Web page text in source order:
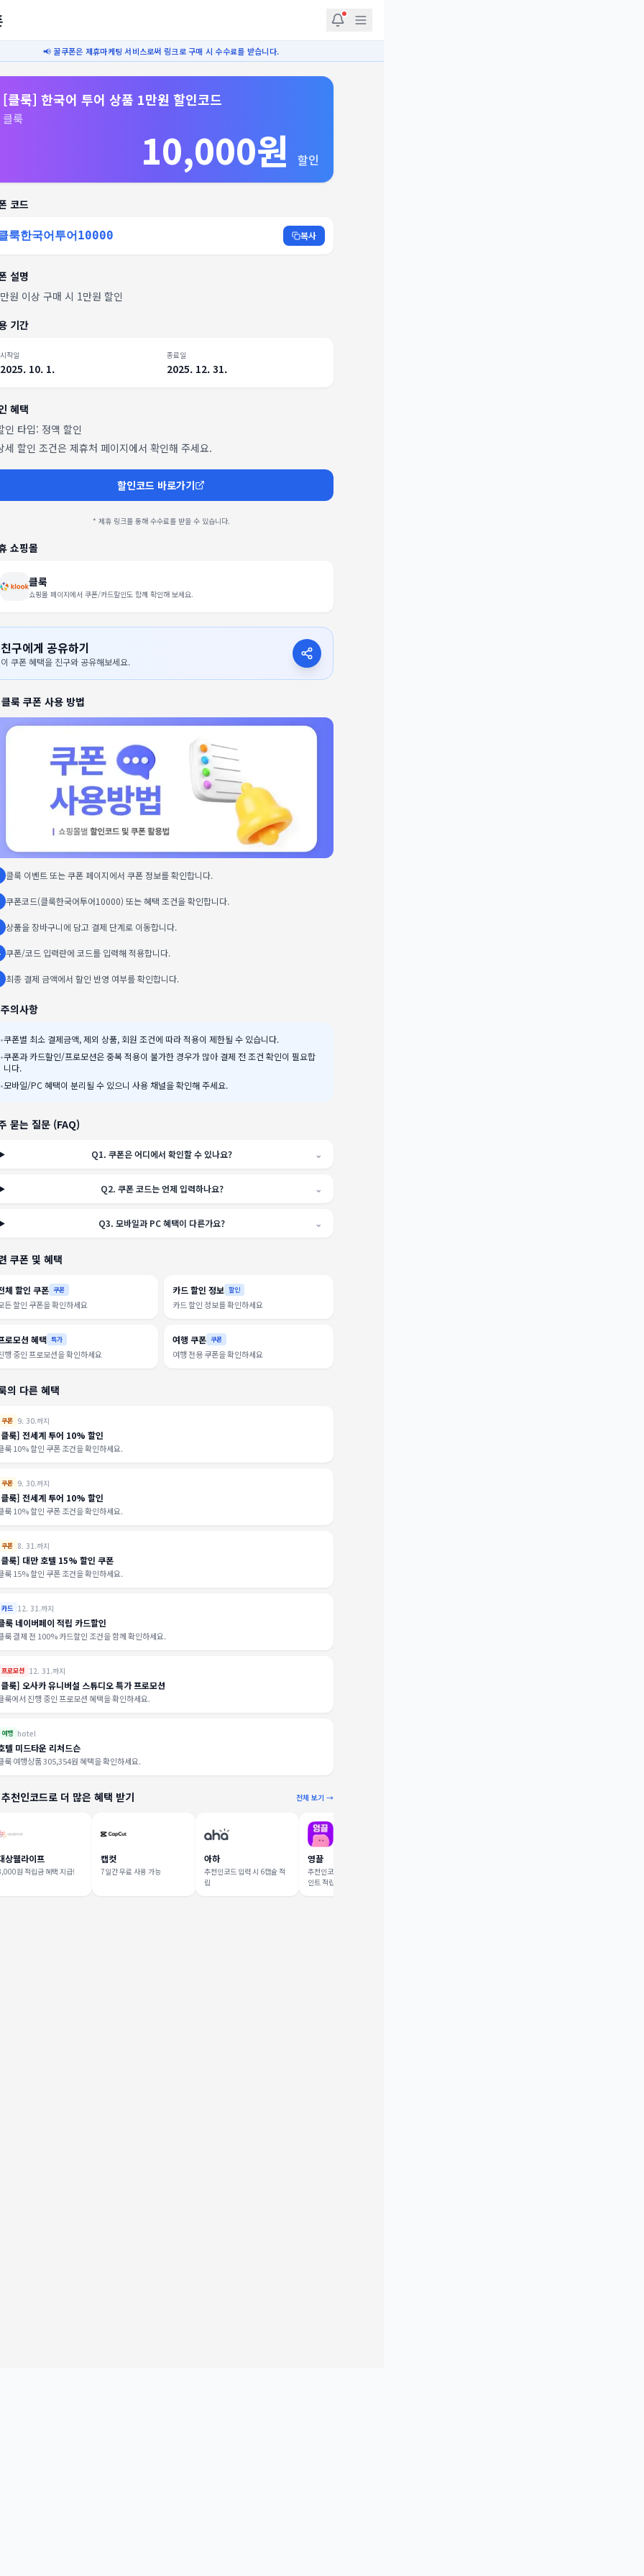
📢 꿀쿠폰은 제휴마케팅 서비스로써 링크로 구매 시 수수료를 받습니다.
[클룩] 한국어 투어 상품 1만원 할인코드
클룩
10,000원 할인
코드
룩한국어투어10000 복사
설명
원 이상 구매 시 1만원 할인
기간
시작일
2025. 10. 1.
종료일
2025. 12. 31.
혜택
인 타입: 정액 할인
세 할인 조건은 제휴처 페이지에서 확인해 주세요.
할인코드 바로가기
* 제휴 링크를 통해 수수료를 받을 수 있습니다.
쇼핑몰
클룩
쇼핑몰 페이지에서 쿠폰/카드할인도 함께 확인해 보세요.
친구에게 공유하기
이 쿠폰 혜택을 친구와 공유해보세요.
클룩 쿠폰 사용 방법
클룩 이벤트 또는 쿠폰 페이지에서 쿠폰 정보를 확인합니다.
쿠폰코드(클룩한국어투어10000) 또는 혜택 조건을 확인합니다.
상품을 장바구니에 담고 결제 단계로 이동합니다.
쿠폰/코드 입력란에 코드를 입력해 적용합니다.
최종 결제 금액에서 할인 반영 여부를 확인합니다.
의사항
•쿠폰별 최소 결제금액, 제외 상품, 회원 조건에 따라 적용이 제한될 수 있습니다.
•쿠폰과 카드할인/프로모션은 중복 적용이 불가한 경우가 많아 결제 전 조건 확인이 필요합
니다.
•모바일/PC 혜택이 분리될 수 있으니 사용 채널을 확인해 주세요.
묻는 질문 (FAQ)
Q1.쿠폰은 어디에서 확인할 수 있나요? ⌄
Q2. 쿠폰 코드는 언제 입력하나요? ⌄
Q3.모바일과 PC 혜택이 다른가요? ⌄
쿠폰 및 혜택
체 할인 쿠폰 쿠폰
든 할인 쿠폰을 확인하세요
카드 할인 정보 할인
카드 할인 정보를 확인하세요
로모션 혜택 특가
행 중인 프로모션을 확인하세요
여행 쿠폰 쿠폰
여행 전용 쿠폰을 확인하세요
의 다른 혜택
쿠폰 9. 30.까지
룩] 전세계 투어 10% 할인
룩 10% 할인 쿠폰 조건을 확인하세요.
쿠폰 9. 30.까지
룩] 전세계 투어 10% 할인
룩 10% 할인 쿠폰 조건을 확인하세요.
쿠폰 8. 31.까지
룩] 대만 호텔 15% 할인 쿠폰
룩 15% 할인 쿠폰 조건을 확인하세요.
카드 12. 31.까지
룩 네이버페이 적립 카드할인
룩 결제 전 100% 카드할인 조건을 함께 확인하세요.
프로모션 12. 31.까지
룩] 오사카 유니버설 스튜디오 특가 프로모션
룩에서 진행 중인 프로모션 혜택을 확인하세요.
여행 hotel
텔 미드타운 리처드슨
룩 여행상품 305,354원 혜택을 확인하세요.
천인코드로 더 많은 혜택 받기 전체 보기 →
상웰라이프
원 적립금 혜택 지급!
캡컷
7일간 무료 사용 가능
아하
추천인코드 입력 시 6캡슐 적
립
영끌
추천인코드 입력 시 1,000 포
인트 적립